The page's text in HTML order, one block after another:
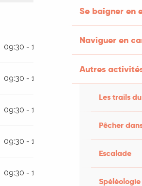
Se baigner en
Naviguer en
Autres
Les trails
Pêcher
Escalade
Spéléologie
09:30 - 12:00 13:30 - 18:00
09:30 - 12:00
09:30 - 12:00 13:30 - 18:00
09:30 - 12:00 13:30 - 18:00
09:30 - 12:00